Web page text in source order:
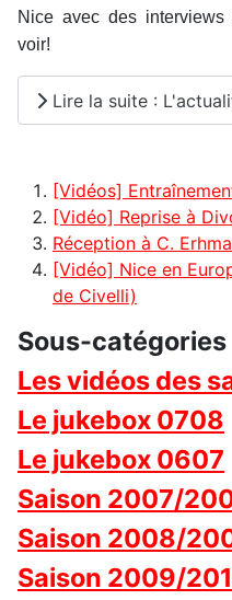
Nice avec des interviews
voir!
Lire la suite :
[Vidéos]
[Vidéo] Reprise à
Réception à C.
[Vidéo] Nice en
de Civelli)
Sous-catégories
Les vidéos des
Le jukebox 0708
Le jukebox 0607
Saison 2007/
Saison 2008/
Saison 2009/